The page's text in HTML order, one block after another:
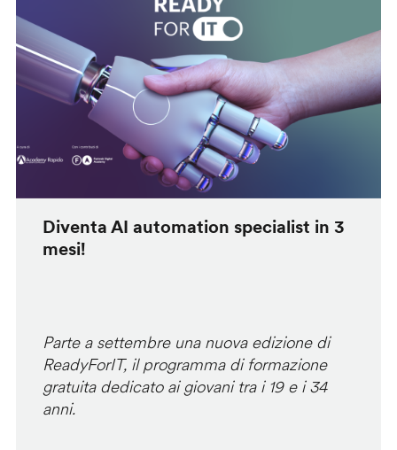
Diventa AI automation specialist in 3
mesi!
Parte a settembre una nuova edizione di
ReadyForIT, il programma di formazione
gratuita dedicato ai giovani tra i 19 e i 34
anni.